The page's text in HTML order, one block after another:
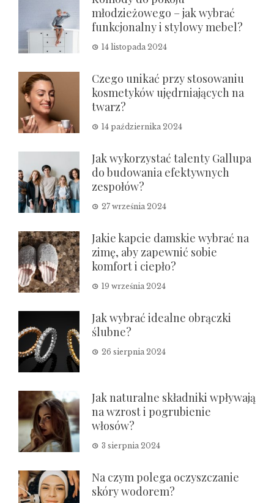
młodzieżowego – jak wybrać
funkcjonalny i stylowy mebel?
14 listopada 2024
Czego unikać przy stosowaniu
kosmetyków ujędrniających na
twarz?
14 października 2024
Jak wykorzystać talenty Gallupa
do budowania efektywnych
zespołów?
27 września 2024
Jakie kapcie damskie wybrać na
zimę, aby zapewnić sobie
komfort i ciepło?
19 września 2024
Jak wybrać idealne obrączki
ślubne?
26 sierpnia 2024
Jak naturalne składniki wpływają
na wzrost i pogrubienie
włosów?
3 sierpnia 2024
Na czym polega oczyszczanie
skóry wodorem?